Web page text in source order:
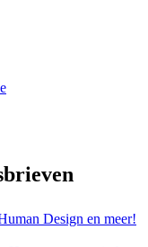
Design en meer!